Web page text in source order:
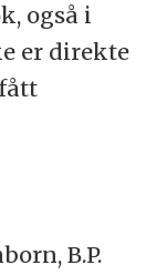
også i
er direkte
B.P.